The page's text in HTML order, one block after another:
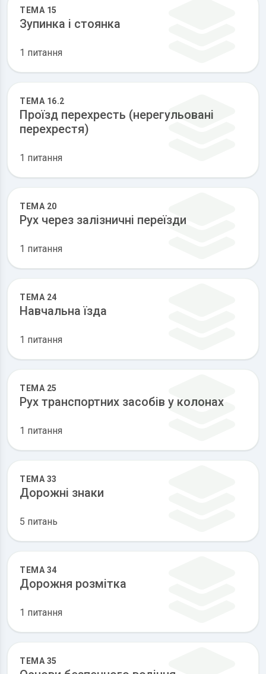
ТЕМА 15
Зупинка і стоянка
1 питання
ТЕМА 16.2
Проїзд перехресть (нерегульовані
перехрестя)
1 питання
ТЕМА 20
Рух через залізничні переїзди
1 питання
ТЕМА 24
Навчальна їзда
1 питання
ТЕМА 25
Рух транспортних засобів у колонах
1 питання
ТЕМА 33
Дорожні знаки
5 питань
ТЕМА 34
Дорожня розмітка
1 питання
ТЕМА 35